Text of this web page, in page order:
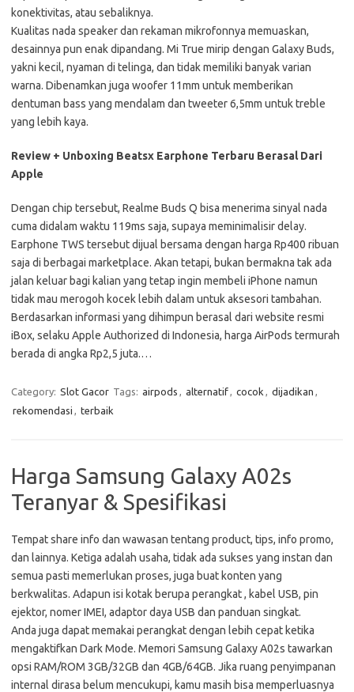
konektivitas, atau sebaliknya.
Kualitas nada speaker dan rekaman mikrofonnya memuaskan,
desainnya pun enak dipandang. Mi True mirip dengan Galaxy Buds,
yakni kecil, nyaman di telinga, dan tidak memiliki banyak varian
warna. Dibenamkan juga woofer 11mm untuk memberikan
dentuman bass yang mendalam dan tweeter 6,5mm untuk treble
yang lebih kaya.
Review + Unboxing Beatsx Earphone Terbaru Berasal Dari
Apple
Dengan chip tersebut, Realme Buds Q bisa menerima sinyal nada
cuma didalam waktu 119ms saja, supaya meminimalisir delay.
Earphone TWS tersebut dijual bersama dengan harga Rp400 ribuan
saja di berbagai marketplace. Akan tetapi, bukan bermakna tak ada
jalan keluar bagi kalian yang tetap ingin membeli iPhone namun
tidak mau merogoh kocek lebih dalam untuk aksesori tambahan.
Berdasarkan informasi yang dihimpun berasal dari website resmi
iBox, selaku Apple Authorized di Indonesia, harga AirPods termurah
berada di angka Rp2,5 juta.…
Category: Slot Gacor Tags: airpods , alternatif, cocok , dijadikan ,
rekomendasi , terbaik
Harga Samsung Galaxy A02s
Teranyar & Spesifikasi
Tempat share info dan wawasan tentang product, tips, info promo,
dan lainnya. Ketiga adalah usaha, tidak ada sukses yang instan dan
semua pasti memerlukan proses, juga buat konten yang
berkwalitas. Adapun isi kotak berupa perangkat , kabel USB, pin
ejektor, nomer IMEI, adaptor daya USB dan panduan singkat.
Anda juga dapat memakai perangkat dengan lebih cepat ketika
mengaktifkan Dark Mode. Memori Samsung Galaxy A02s tawarkan
opsi RAM/ROM 3GB/32GB dan 4GB/64GB. Jika ruang penyimpanan
internal dirasa belum mencukupi, kamu masih bisa memperluasnya